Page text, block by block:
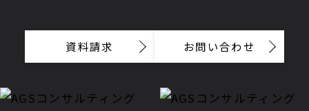
資料請求 お問い合わせ